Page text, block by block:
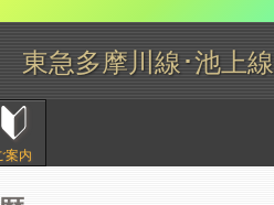
東急多摩川線･池上線
案内